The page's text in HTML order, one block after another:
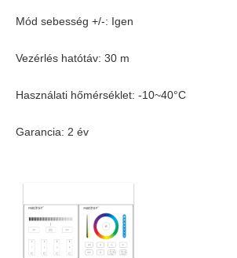
Mód sebesség +/-: Igen
Vezérlés hatótáv: 30 m
Használati hőmérséklet: -10~40°C
Garancia: 2 év